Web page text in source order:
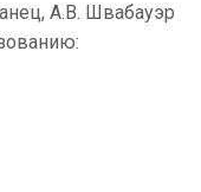
А.В. Швабауэр